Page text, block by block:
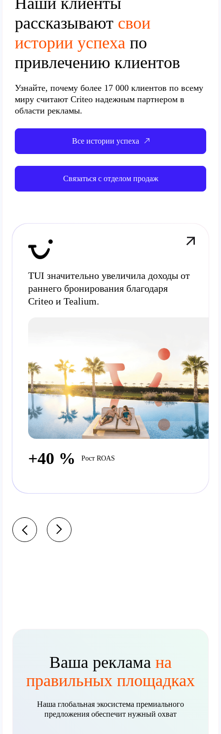
рассказывают свои
истории успеха по
привлечению клиентов
Узнайте, почемуболее 17 000 клиентов по всему
миру считают Criteo надежным партнером в
области рекламы.
Все истории успеха
Связаться с отделом продаж
TUI значительно увеличила доходы от
раннего бронирования благодаря
Criteo и Tealium.
+40 % Рост ROAS
Ваша реклама на
правильных площадках
Наша глобальная экосистема премиального
предложения обеспечит нужный охват